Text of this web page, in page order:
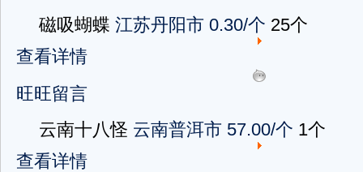
磁吸蝴蝶 江苏丹阳市 0.30/个 25个
查看详情
旺旺留言
云南十八怪 云南普洱市 57.00/个 1个
查看详情